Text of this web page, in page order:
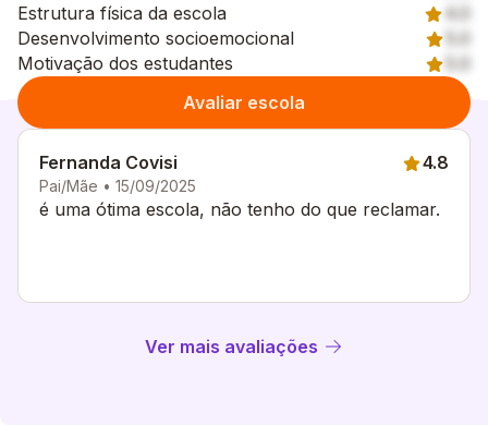
Estrutura física da escola
4.0
Desenvolvimento socioemocional
Motivação dos estudantes
Avaliar escola
Fernanda Covisi
Pai/Mãe • 15/09/2025
4.8
é uma ótima escola, não tenho do que reclamar.
Ver mais avaliações